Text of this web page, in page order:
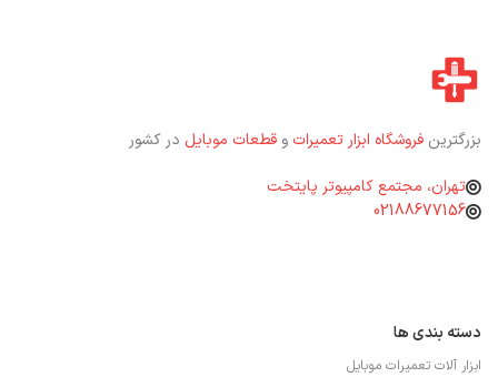
بزرگترین فروشگاه ابزار تعمیرات و قطعات موبایل در کشور
تهران، مجتمع کامپیوتر پایتخت
02188677156
دسته بندی ها
ابزار آلات تعمیرات موبایل